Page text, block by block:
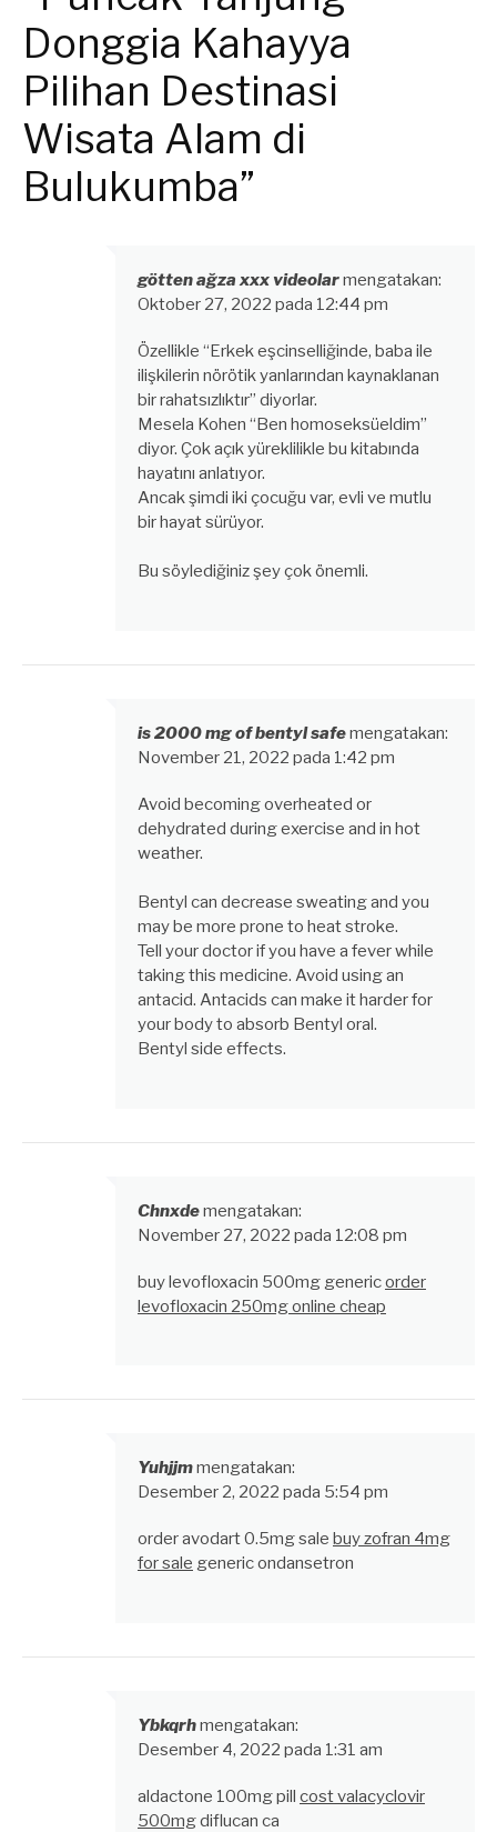
Donggia Kahayya
Pilihan Destinasi
Wisata Alam di
Bulukumba”
götten ağza xxx videolarmengatakan:
Oktober 27, 2022 pada 12:44 pm
Özellikle “Erkek eşcinselliğinde, baba ile
ilişkilerin nörötik yanlarından kaynaklanan
bir rahatsızlıktır” diyorlar.
Mesela Kohen “Ben homoseksüeldim”
diyor. Çok açık yüreklilikle bu kitabında
hayatını anlatıyor.
Ancak şimdi iki çocuğu var, evli ve mutlu
bir hayat sürüyor.
Bu söylediğiniz şey çok önemli.
is 2000 mg of bentyl safemengatakan:
November 21, 2022 pada 1:42 pm
Avoid becoming overheated or
dehydrated during exercise and in hot
weather.
Bentyl can decrease sweating and you
may be more prone to heat stroke.
Tell your doctor if you have a fever while
taking this medicine. Avoid using an
antacid. Antacids can make it harder for
your body to absorb Bentyl oral.
Bentyl side effects.
Chnxdemengatakan:
November 27, 2022 pada 12:08 pm
buy levofloxacin 500mg genericorder
levofloxacin 250mg online cheap
Yuhjjmmengatakan:
Desember 2, 2022 pada 5:54 pm
order avodart 0.5mg sale buy zofran 4mg
for sale generic ondansetron
Ybkqrhmengatakan:
Desember 4, 2022 pada 1:31 am
aldactone 100mg pill cost valacyclovir
500mgdiflucan ca